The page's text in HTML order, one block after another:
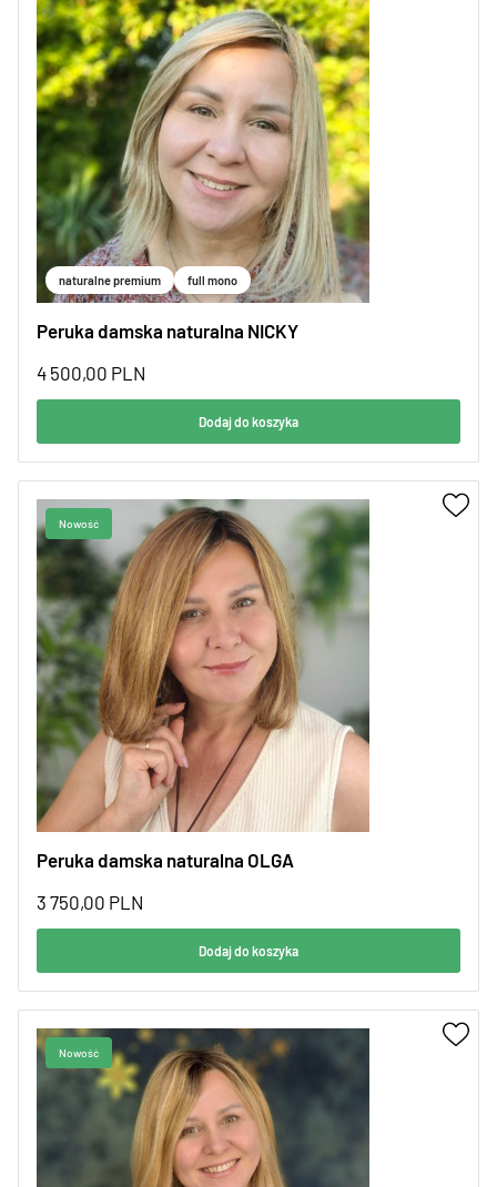
naturalne premium full mono
Peruka damska naturalna NICKY
4 500,00 PLN
Dodaj do koszyka
Peruka damska naturalna OLGA
3 750,00 PLN
Dodaj do koszyka